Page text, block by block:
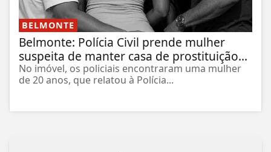
BELMONTE
Belmonte: Polícia Civil prende mulher
suspeita de manter casa de prostituição...
No imóvel, os policiais encontraram uma mulher
de 20 anos, que relatou à Polícia...